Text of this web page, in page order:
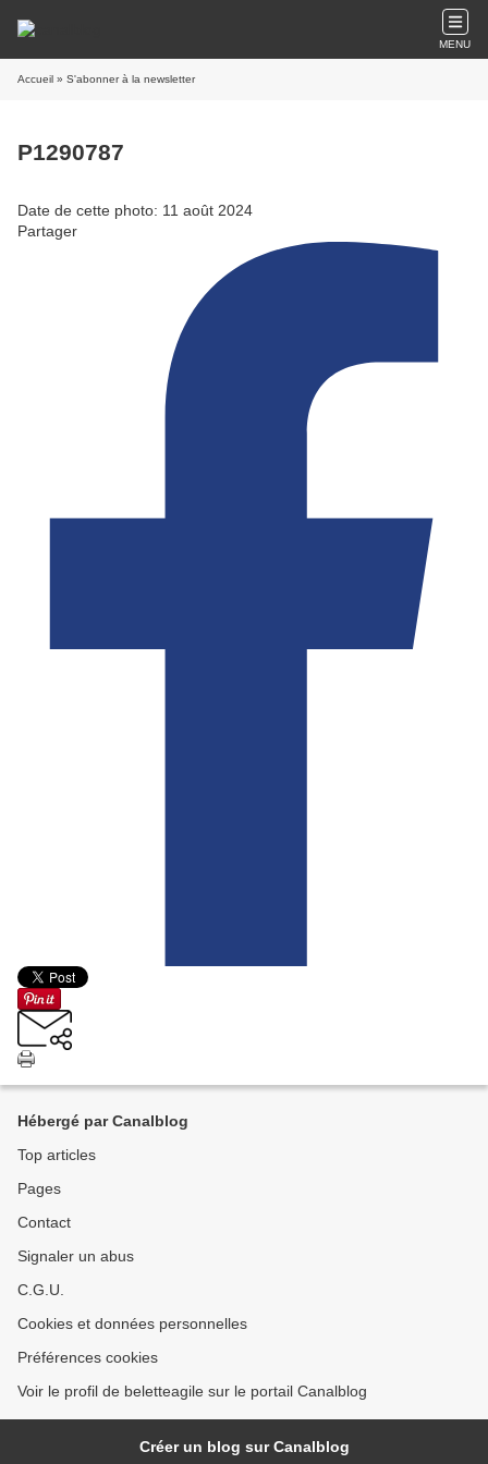
MENU
Accueil » S'abonner à la newsletter
P1290787
Date de cette photo: 11 août 2024
Partager
Hébergé par Canalblog
Top articles
Pages
Contact
Signaler un abus
C.G.U.
Cookies et données personnelles
Préférences cookies
Voir le profil de beletteagile sur le portail Canalblog
Créer un blog sur Canalblog